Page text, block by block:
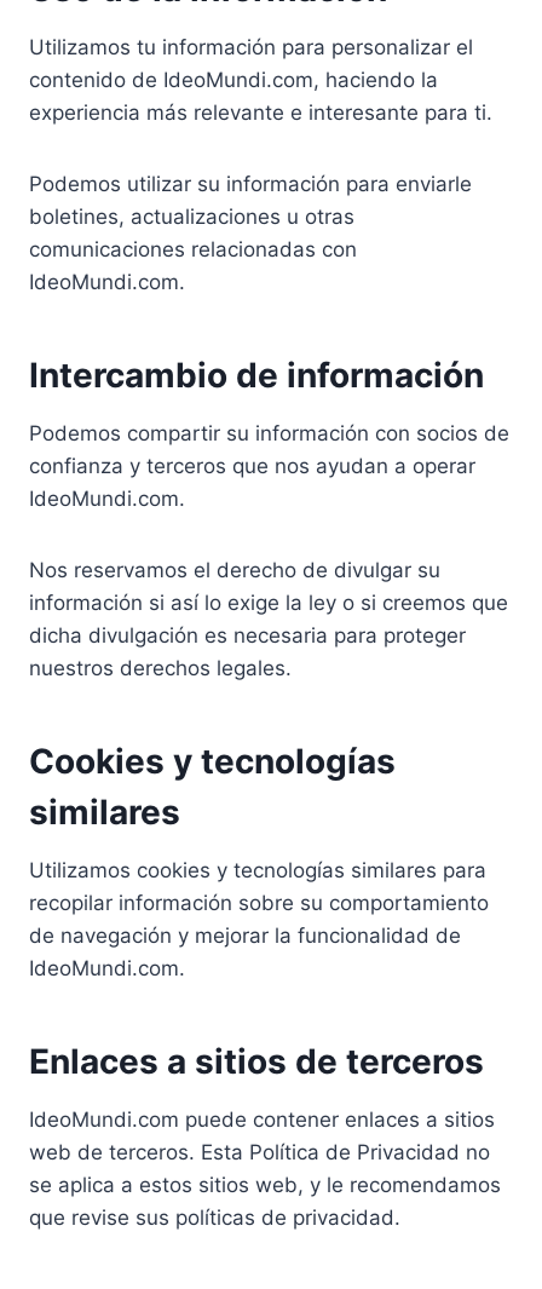
Utilizamos tu información para personalizar el
contenido de IdeoMundi.com, haciendo la
experiencia más relevante e interesante para ti.
Podemos utilizar su información para enviarle
boletines, actualizaciones u otras
comunicaciones relacionadas con
IdeoMundi.com.
Intercambio de información
Podemos compartir su información con socios de
confianza y terceros que nos ayudan a operar
IdeoMundi.com.
Nos reservamos el derecho de divulgar su
información si así lo exige la ley o si creemos que
dicha divulgación es necesaria para proteger
nuestros derechos legales.
Cookies y tecnologías
similares
Utilizamos cookies y tecnologías similares para
recopilar información sobre su comportamiento
de navegación y mejorar la funcionalidad de
IdeoMundi.com.
Enlaces a sitios de terceros
IdeoMundi.com puede contener enlaces a sitios
web de terceros. Esta Política de Privacidad no
se aplica a estos sitios web, y le recomendamos
que revise sus políticas de privacidad.